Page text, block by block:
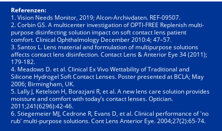
Referenzen:
1. Vision Needs Monitor, 2019; Alcon-Archivdaten. REF-09507.
2. Corbin GS. A multicenter investigation of OPTI-FREE Replenish multi-
purpose disinfecting solution impact on soft contact lens patient
comfort. Clinical Ophthalmology December 2010:4; 47–57.
3. Santos L. Lens material and formulation of multipurpose solutions
affects contact lens disinfection. Contact Lens & Anterior Eye 34 (2011);
179-182.
4. Meadows D. et al. Clinical Ex Vivo Wettability of Traditional and
Silicone Hydrogel Soft Contact Lenses. Poster presented at BCLA; May
2006; Birmingham, UK.
5. Lally J, Ketelson H, Borazjani R, et al. A new lens care solution provides
moisture and comfort with today’s contact lenses. Optician.
2011;241(6296):42-46.
6. Stiegemeier MJ, Cedrone R, Evans D, et al. Clinical performance of 'no
rub' multi-purpose solutions. Cont Lens Anterior Eye. 2004;27(2):65-74.